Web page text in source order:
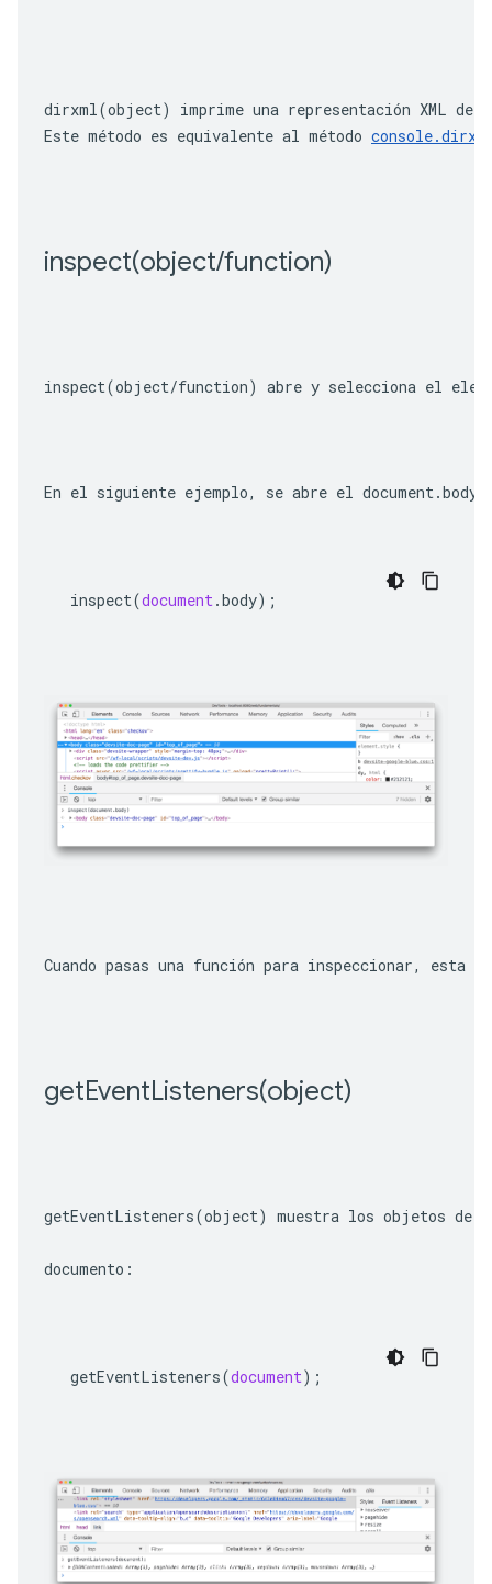
dirxml(object)
imprime una representación XML
Este método es equivalente al método
inspect(object/function)
inspect(object/function) abre y selecciona el
En el siguiente ejemplo, se abre el document.body
inspect(document .body);
Cuando pasas una función para inspeccionar, esta
getEventListeners(object)
getEventListeners(object) muestra los objetos de
documento:
getEventListeners(document);